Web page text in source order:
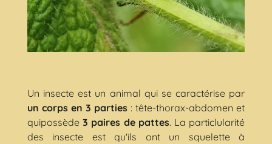
Un insecte est un animal qui se caractérise par
un corps en 3 parties : tête-thorax-abdomen et
quipossède3 paires de pattes. La particlularité
des insecte est qu'ils ont un squelette à